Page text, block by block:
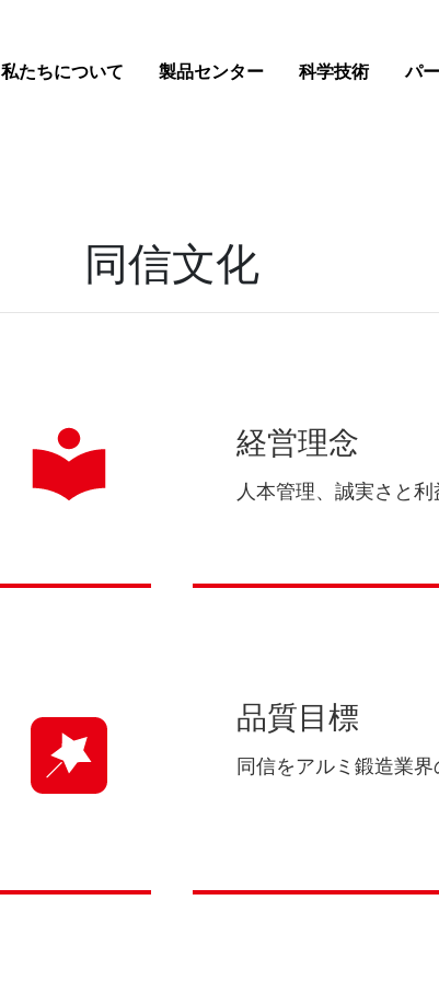
私たちについて 製品センター 科学技術 パ
マイルストーン
同信文化
経営理念
人本管理、誠実さと利
品質目標
同信をアルミ鍛造業